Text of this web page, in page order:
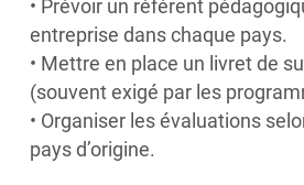
• Prévoir un référent
entreprise dans chaque pays.
• Mettre en place un livret de
(souvent exigé par les
• Organiser les évaluations
pays d’origine.